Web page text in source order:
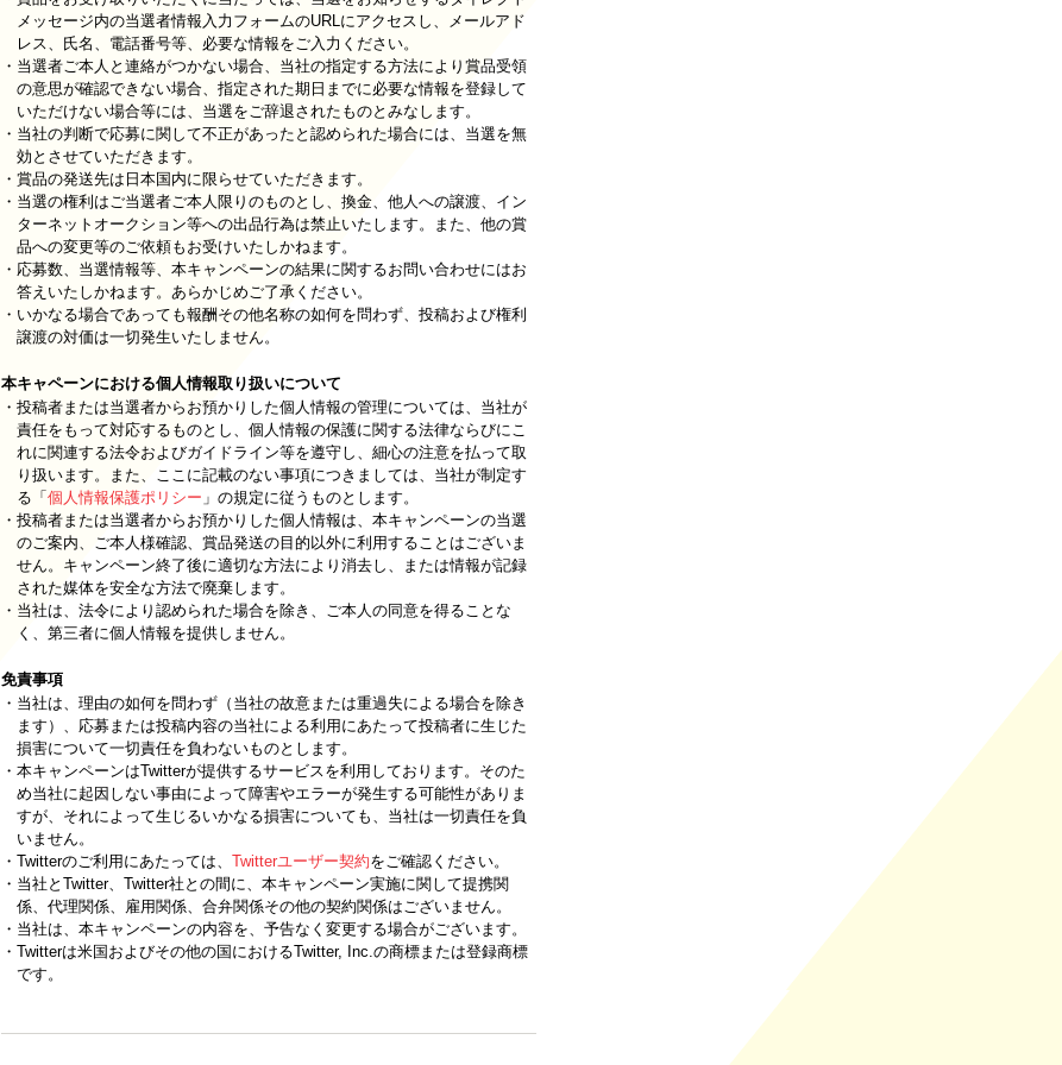
メッセージ内の当選者情報入力フォームのURLにアクセスし、メールアド
レス、氏名、電話番号等、必要な情報をご入力ください。
・当選者ご本人と連絡がつかない場合、当社の指定する方法により賞品受領
の意思が確認できない場合、指定された期日までに必要な情報を登録して
いただけない場合等には、当選をご辞退されたものとみなします。
・当社の判断で応募に関して不正があったと認められた場合には、当選を無
効とさせていただきます。
・賞品の発送先は日本国内に限らせていただきます。
・当選の権利はご当選者ご本人限りのものとし、換金、他人への譲渡、イン
ターネットオークション等への出品行為は禁止いたします。また、他の賞
品への変更等のご依頼もお受けいたしかねます。
・応募数、当選情報等、本キャンペーンの結果に関するお問い合わせにはお
答えいたしかねます。あらかじめご了承ください。
・いかなる場合であっても報酬その他名称の如何を問わず、投稿および権利
譲渡の対価は一切発生いたしません。
本キャペーンにおける個人情報取り扱いについて
・投稿者または当選者からお預かりした個人情報の管理については、当社が
責任をもって対応するものとし、個人情報の保護に関する法律ならびにこ
れに関連する法令およびガイドライン等を遵守し、細心の注意を払って取
り扱います。また、ここに記載のない事項につきましては、当社が制定す
る「 個人情報保護ポリシー 」の規定に従うものとします。
・投稿者または当選者からお預かりした個人情報は、本キャンペーンの当選
のご案内、ご本人様確認、賞品発送の目的以外に利用することはございま
せん。キャンペーン終了後に適切な方法により消去し、または情報が記録
された媒体を安全な方法で廃棄します。
・当社は、法令により認められた場合を除き、ご本人の同意を得ることな
く、第三者に個人情報を提供しません。
免責事項
・当社は、理由の如何を問わず（当社の故意または重過失による場合を除き
ます）、応募または投稿内容の当社による利用にあたって投稿者に生じた
損害について一切責任を負わないものとします。
・本キャンペーンはTwitterが提供するサービスを利用しております。そのた
め当社に起因しない事由によって障害やエラーが発生する可能性がありま
すが、それによって生じるいかなる損害についても、当社は一切責任を負
いません。
・Twitterのご利用にあたっては、 Twitterユーザー契約をご確認ください。
・当社とTwitter、Twitter社との間に、本キャンペーン実施に関して提携関
係、代理関係、雇用関係、合弁関係その他の契約関係はございません。
・当社は、本キャンペーンの内容を、予告なく変更する場合がございます。
・Twitterは米国およびその他の国におけるTwitter, Inc.の商標または登録商標
です。